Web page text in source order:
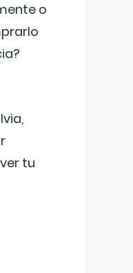
o
tu